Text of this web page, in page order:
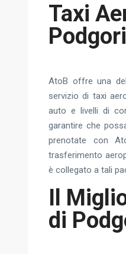
Taxi
AtoB offre una
servizio di taxi
auto e livelli di
garantire che
prenotate con
trasferimento
è collegato a tali
Il
di